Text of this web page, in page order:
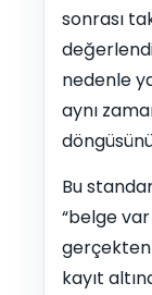
sonrası
nedenle
aynı
Bu
“belge var
gerçekten
kayıt